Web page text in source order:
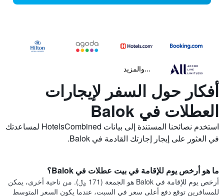
...والمزيد
أفكار حول السفر لإيجارات
العطلات في Balok
استخدم نصائحنا المستندة إلى بيانات HotelsCombined لمساعدتك
في العثور على إيجار إجازتك القادمة في Balok.
ما هو أرخص يوم للإقامة في بيت عطلات في Balok؟
أرخص يوم للإقامة في Balok هو الجمعة (171 ﷼). من ناحية أخرى، يمكن
للمسافرين توقع دفع أعلى سعر في السبت، عندما يكون السعر المتوسط